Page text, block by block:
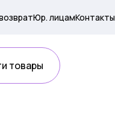
Юр. лицамКонтакты